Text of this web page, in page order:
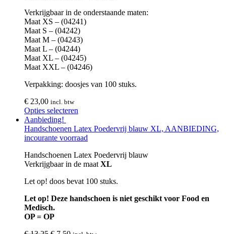
Verkrijgbaar in de onderstaande maten:
Maat XS – (04241)
Maat S – (04242)
Maat M – (04243)
Maat L – (04244)
Maat XL – (04245)
Maat XXL – (04246)
Verpakking: doosjes van 100 stuks.
€ 23,00 incl. btw
Opties selecteren
Aanbieding!
Handschoenen Latex Poedervrij blauw XL, AANBIEDING,
incourante voorraad
Handschoenen Latex Poedervrij blauw
Verkrijgbaar in de maat XL
Let op! doos bevat 100 stuks.
Let op! Deze handschoen is niet geschikt voor Food en
Medisch.
OP = OP